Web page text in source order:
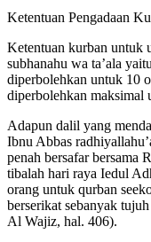
Ketentuan Pengadaan
Ketentuan kurban untuk
subhanahu wa ta’ala
diperbolehkan untuk 10
diperbolehkan maksimal
Adapun dalil yang
Ibnu Abbas
penah bersafar bersama
tibalah hari raya Iedul
orang untuk qurban
berserikat sebanyak
Al Wajiz, hal. 406).